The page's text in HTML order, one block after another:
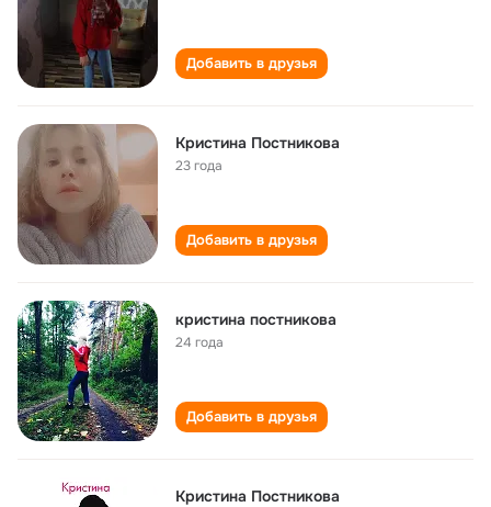
Добавить в друзья
Кристина Постникова
23 года
Добавить в друзья
кристина постникова
24 года
Добавить в друзья
Кристина Постникова